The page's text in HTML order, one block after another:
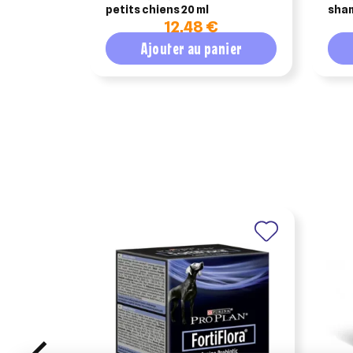
petits chiens 20 ml
12,48 €
Ajouter au panier